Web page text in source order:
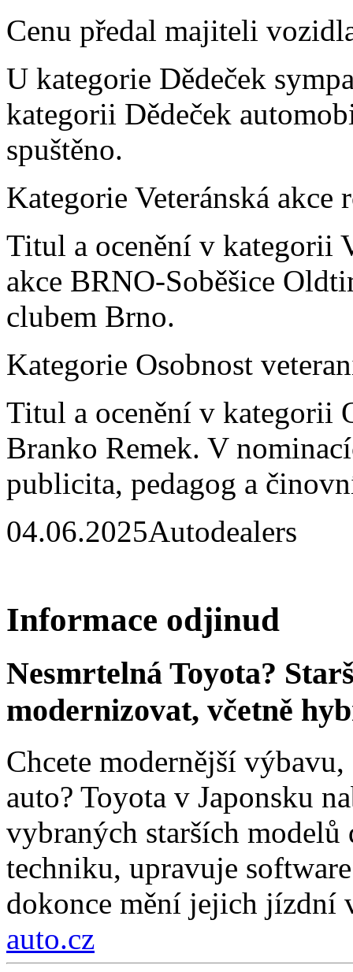
Cenu předal majiteli
U kategorie Dědeček
kategorii Dědeček
spuštěno.
Kategorie Veteránská akce
Titul a ocenění v kategorii
akce BRNO-Soběšice
clubem Brno.
Kategorie Osobnost
Titul a ocenění v kategorii
Branko Remek. V
publicita, pedagog a
04.06.2025Autodealers
Informace odjinud
Nesmrtelná Toyota?
modernizovat, včetně
Chcete modernější
auto? Toyota v Japonsku
vybraných starších
techniku, upravuje
dokonce mění jejich jízdní
auto.cz